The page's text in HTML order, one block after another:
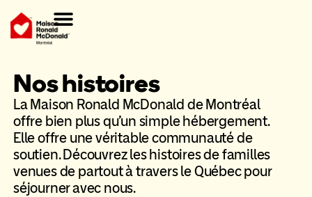
Nos histoires
La Maison Ronald McDonald de Montréal
offre bien plus qu’un simple hébergement.
Elle offre une véritable communauté de
soutien. Découvrez les histoires de familles
venues de partout à travers le Québec pour
séjourner avec nous.